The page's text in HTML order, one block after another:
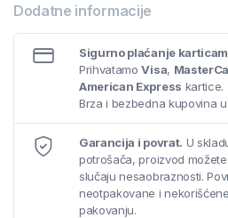
Dodatne informacije
Sigurno plaćanje
PrihvatamoVisa,
American Express kartice.
Brza i bezbedna kupovina
Garancija i povrat. U
potrošača, proizvod
slučaju nesaobraznosti.
neotpakovane i
pakovanju.